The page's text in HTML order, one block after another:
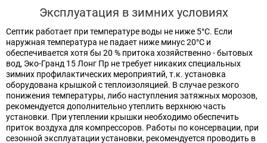
Эксплуатация в зимних условиях
Септик работает при температуре воды не ниже 5°С. Если
наружная температура не падает ниже минус 20°С и
обеспечивается хотя бы 20 % притока хозяйственно - бытовых
вод, Эко-Гранд 15 Лонг Пр не требует никаких специальных
зимних профилактических мероприятий, т.к. установка
оборудована крышкой с теплоизоляцией. В случае резкого
понижения температуры, либо наступления затяжных морозов,
рекомендуется дополнительно утеплить верхнюю часть
установки. При утеплении крышки необходимо обеспечить
приток воздуха для компрессоров. Работы по консервации, при
сезонной эксплуатации установки, рекомендуется проводить в